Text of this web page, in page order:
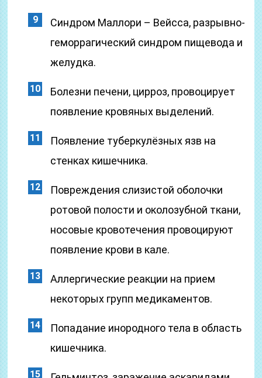
Синдром Маллори – Вейсса, разрывно-
геморрагический синдром пищевода и
желудка.
Болезни печени, цирроз, провоцирует
появление кровяных выделений.
Появление туберкулёзных язв на
стенках кишечника.
Повреждения слизистой оболочки
ротовой полости и околозубной ткани,
носовые кровотечения провоцируют
появление крови в кале.
Аллергические реакции на прием
некоторых групп медикаментов.
Попадание инородного тела в область
кишечника.